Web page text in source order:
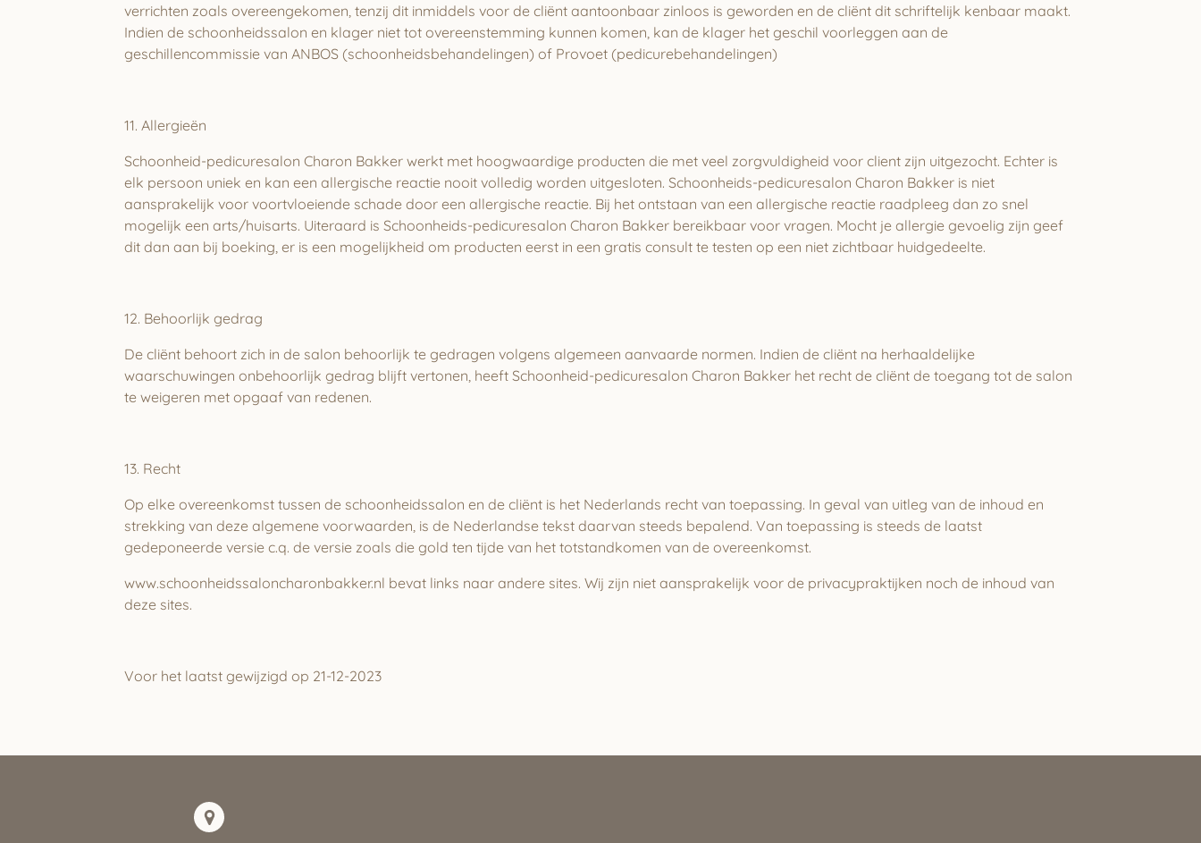
verrichten zoals overeengekomen, tenzij dit inmiddels voor de cliënt aantoonbaar zinloos is geworden en de cliënt dit schriftelijk kenbaar maakt.
Indien de schoonheidssalon en klager niet tot overeenstemming kunnen komen, kan de klager het geschil voorleggen aan de
geschillencommissie van ANBOS (schoonheidsbehandelingen) of Provoet (pedicurebehandelingen)
11. Allergieën
Schoonheid-pedicuresalon Charon Bakker werkt met hoogwaardige producten die met veel zorgvuldigheid voor client zijn uitgezocht. Echter is
elk persoon uniek en kan een allergische reactie nooit volledig worden uitgesloten. Schoonheids-pedicuresalon Charon Bakker is niet
aansprakelijk voor voortvloeiende schade door een allergische reactie. Bij het ontstaan van een allergische reactie raadpleeg dan zo snel
mogelijk een arts/huisarts. Uiteraard is Schoonheids-pedicuresalon Charon Bakker bereikbaar voor vragen. Mocht je allergie gevoelig zijn geef
dit dan aan bij boeking, er is een mogelijkheid om producten eerst in een gratis consult te testen op een niet zichtbaar huidgedeelte.
12. Behoorlijk gedrag
De cliënt behoort zich in de salon behoorlijk te gedragen volgens algemeen aanvaarde normen. Indien de cliënt na herhaaldelijke
waarschuwingen onbehoorlijk gedrag blijft vertonen, heeft Schoonheid-pedicuresalon Charon Bakker het recht de cliënt de toegang tot de salon
te weigeren met opgaaf van redenen.
13. Recht
Op elke overeenkomst tussen de schoonheidssalon en de cliënt is het Nederlands recht van toepassing. In geval van uitleg van de inhoud en
strekking van deze algemene voorwaarden, is de Nederlandse tekst daarvan steeds bepalend. Van toepassing is steeds de laatst
gedeponeerde versie c.q. de versie zoals die gold ten tijde van het totstandkomen van de overeenkomst.
www.schoonheidssaloncharonbakker.nl bevat links naar andere sites. Wij zijn niet aansprakelijk voor de privacypraktijken noch de inhoud van
deze sites.
Voor het laatst gewijzigd op 21-12-2023